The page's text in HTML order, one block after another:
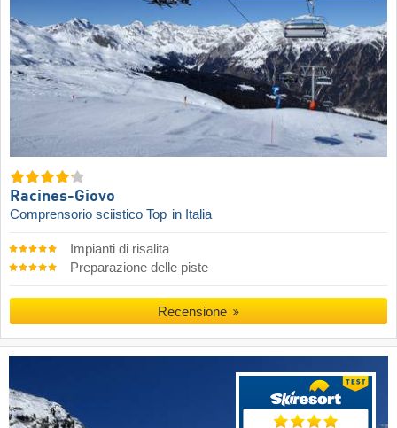
Racines-Giovo
Comprensorio sciistico Top in Italia
Impianti di risalita
Preparazione delle piste
Recensione